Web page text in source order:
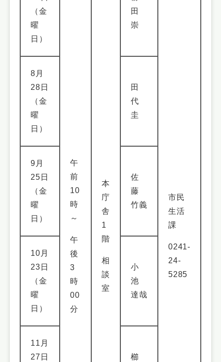
午
前
10
時
～
午
後
3
時
00
分
本
庁
舎
1
階
相
談
室
市民
生活
課
0241-
24-
5285
（金
曜
日）
田
崇
8月
28日
（金
曜
日）
田
代
圭
9月
25日
（金
曜
日）
佐
藤
竹義
10月
23日
（金
曜
日）
小
池
達哉
11月
27日
櫛